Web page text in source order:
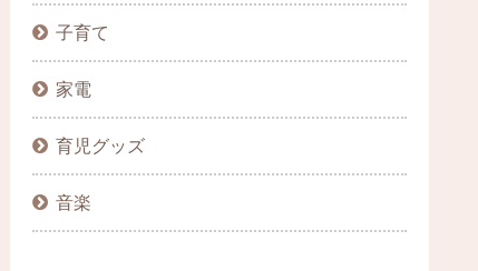
子育て
家電
育児グッズ
音楽